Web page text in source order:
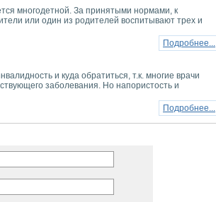
многодетной. За принятыми нормами, к
или один из родителей воспитывают трех и
Подробнее...
и куда обратиться, т.к. многие врачи
заболевания. Но напористость и
Подробнее...